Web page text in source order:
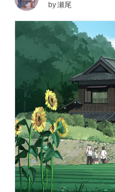
by瀬尾